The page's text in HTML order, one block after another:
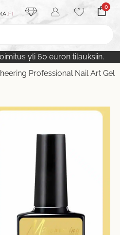
0
yli 60 euron tilauksiin.
Professional Nail Art Gel